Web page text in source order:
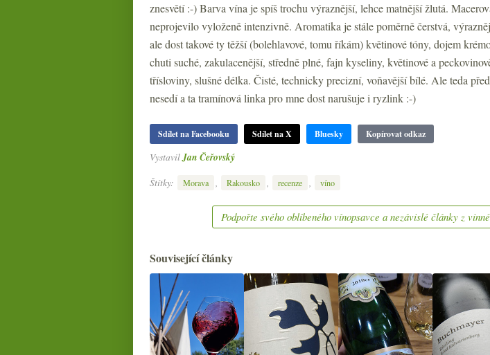
znesvětí :-) Barva vína je spíš trochu výraznější, lehce matnější žlutá.
neprojevilo vyloženě intenzivně. Aromatika je stále poměrně čerstvá,
ale dost takové ty těžší (bolehlavové, tomu říkám) květinové tóny, dojem
chuti suché, zakulacenější, středně plné, fajn kyseliny, květinové a
třísloviny, slušné délka. Čisté, technicky precizní, voňavější bílé. Ale teda
nesedí a ta tramínová linka pro mne dost narušuje i ryzlink :-)
Sdílet na Facebooku Sdílet na X Bluesky Kopírovat odkaz
VystavilJan Čeřovský
Štítky:
Morava Rakousko recenze víno
Podpořte svého oblíbeného vínopsavce a nezávislé články z
Související články